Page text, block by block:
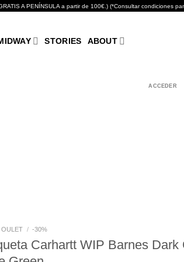
A PENÍNSULA a partir de 100€.) (*Consultar condiciones
STORIES ABOUT
ACCEDER
OULET / -30%
Carhartt WIP Barnes Dark